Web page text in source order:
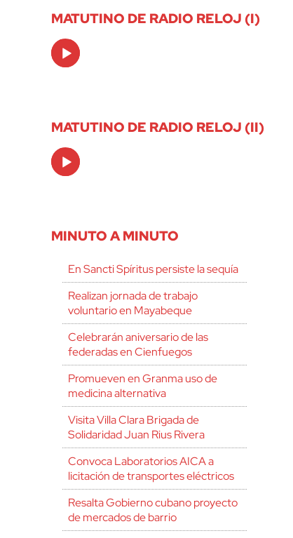
MATUTINO DE RADIO RELOJ (I)
Audio
Player
MATUTINO DE RADIO RELOJ (II)
Audio
Player
MINUTO A MINUTO
En Sancti Spíritus persiste la sequía
Realizan jornada de trabajo
voluntario en Mayabeque
Celebrarán aniversario de las
federadas en Cienfuegos
Promueven en Granma uso de
medicina alternativa
Visita Villa Clara Brigada de
Solidaridad Juan Rius Rivera
Convoca Laboratorios AICA a
licitación de transportes eléctricos
Resalta Gobierno cubano proyecto
de mercados de barrio